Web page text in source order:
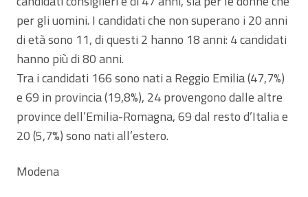
per gli uomini. I candidati che non superano i 20 anni
di età sono 11, di questi 2 hanno 18 anni: 4 candidati
hanno più di 80 anni.
Tra i candidati 166 sono nati a Reggio Emilia (47,7%)
e 69 in provincia (19,8%), 24 provengono dalle altre
province dell’Emilia-Romagna, 69 dal resto d’Italia e
20 (5,7%) sono nati all’estero.
Modena